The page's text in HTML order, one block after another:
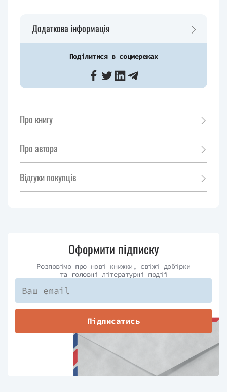
Додаткова інформація
Поділитися в соцмережах
Про книгу
Про автора
Відгуки покупців
Оформити підписку
Розповімо про нові книжки, свіжі добірки
та головні літературні події
Підписатись